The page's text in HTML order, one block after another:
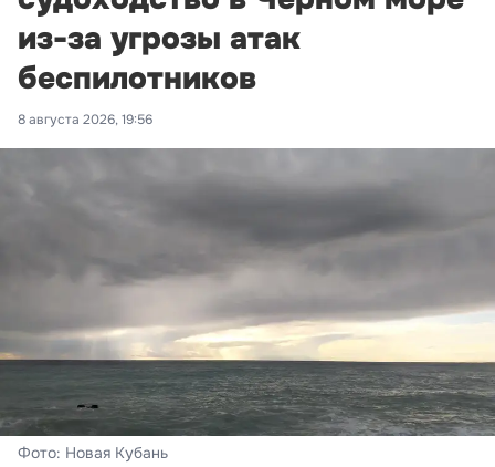
из-за угрозы атак
беспилотников
8 августа 2026, 19:56
Фото: Новая Кубань